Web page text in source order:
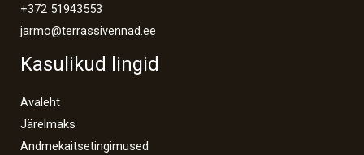
+372 51943553
jarmo@terrassivennad.ee
Kasulikud lingid
Avaleht
Järelmaks
Andmekaitsetingimused